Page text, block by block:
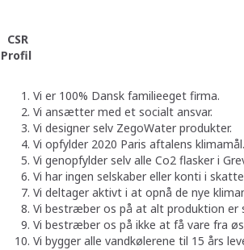
CSR
Vi er 100% Dansk familieeget
Vi ansætter med et socialt ansvar.
Vi designer selv ZegoWater produkter.
Vi opfylder 2020 Paris aftalens klimamål.
Vi genopfylder selv alle Co2 flasker i
Vi har ingen selskaber eller konti​​ i
Vi deltager aktivt i at opnå de nye
Vi bestræber os på at alt produktion er
Vi bestræber os på ikke at få vare fra
Vi bygger alle vandkølerene til 15 års